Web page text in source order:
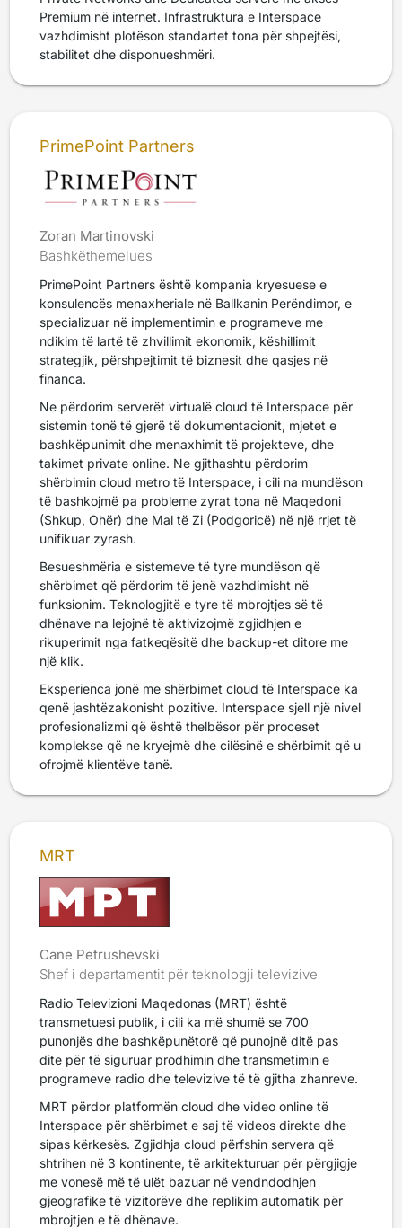
Premium në internet. Infrastruktura e Interspace
vazhdimisht plotëson standartet tona për shpejtësi,
stabilitet dhe disponueshmëri.
PrimePoint Partners
Zoran Martinovski
Bashkëthemelues
PrimePoint Partners është kompania kryesuese e
konsulencës menaxheriale në Ballkanin Perëndimor, e
specializuar në implementimin e programeve me
ndikim të lartë të zhvillimit ekonomik, këshillimit
strategjik, përshpejtimit të biznesit dhe qasjes në
financa.
Ne përdorim serverët virtualë cloud të Interspace për
sistemin tonë të gjerë të dokumentacionit, mjetet e
bashkëpunimit dhe menaxhimit të projekteve, dhe
takimet private online. Ne gjithashtu përdorim
shërbimin cloud metro të Interspace, i cili na mundëson
të bashkojmë pa probleme zyrat tona në Maqedoni
(Shkup, Ohër) dhe Mal të Zi (Podgoricë) në një rrjet të
unifikuar zyrash.
Besueshmëria e sistemeve të tyre mundëson që
shërbimet që përdorim të jenë vazhdimisht në
funksionim. Teknologjitë e tyre të mbrojtjes së të
dhënave na lejojnë të aktivizojmë zgjidhjen e
rikuperimit nga fatkeqësitë dhe backup-et ditore me
një klik.
Eksperienca jonë me shërbimet cloud të Interspace ka
qenë jashtëzakonisht pozitive. Interspace sjell një nivel
profesionalizmi që është thelbësor për proceset
komplekse që ne kryejmë dhe cilësinë e shërbimit që u
ofrojmë klientëve tanë.
MRT
Cane Petrushevski
Shef i departamentit për teknologji televizive
Radio Televizioni Maqedonas (MRT) është
transmetuesi publik, i cili ka më shumë se 700
punonjës dhe bashkëpunëtorë që punojnë ditë pas
dite për të siguruar prodhimin dhe transmetimin e
programeve radio dhe televizive të të gjitha zhanreve.
MRT përdor platformën cloud dhe video online të
Interspace për shërbimet e saj të videos direkte dhe
sipas kërkesës. Zgjidhja cloud përfshin servera që
shtrihen në 3 kontinente, të arkitekturuar për përgjigje
me vonesë më të ulët bazuar në vendndodhjen
gjeografike të vizitorëve dhe replikim automatik për
mbrojtjen e të dhënave.